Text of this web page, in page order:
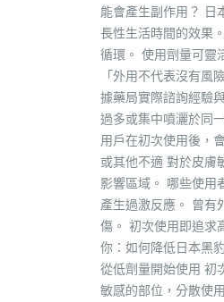
能會產生副作用？ 日
長性生活時間的效果
循環。 使用劑量可靈
「外用不代表沒有
據藥局實際諮詢經驗
過多或集中噴灑於同
用戶在初次使用後，
或其他不適 對於皮膚
影響區域。 哪些使用
產生過激反應。 曾有
傷。 初次使用即追求
你：如何降低日本黑
從低劑量開始使用 初
敏感的部位，分散使